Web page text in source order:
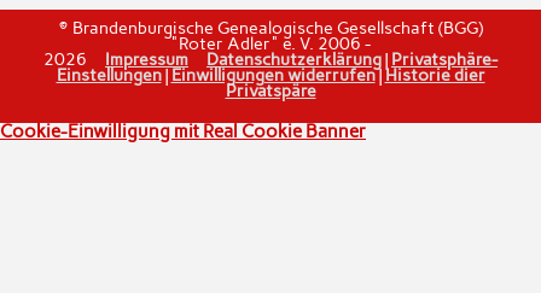
© Brandenburgische Genealogische Gesellschaft (BGG)
"Roter Adler" e. V. 2006 -
2026 Impressum Datenschutzerklärung| Privatsphäre-
Einstellungen| Einwilligungen widerrufen|Historie dier
Privatspäre
Cookie-Einwilligung mit Real Cookie Banner